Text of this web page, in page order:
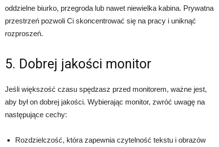
oddzielne biurko, przegroda lub nawet niewielka kabina. Prywatna
przestrzeń pozwoli Ci skoncentrować się na pracy i uniknąć
rozproszeń.
5. Dobrej jakości monitor
Jeśli większość czasu spędzasz przed monitorem, ważne jest,
aby był on dobrej jakości. Wybierając monitor, zwróć uwagę na
następujące cechy:
Rozdzielczość, która zapewnia czytelność tekstu i obrazów